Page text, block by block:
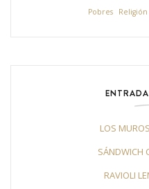
Pobres
Religión
LOS
SÁNDWICH
RAVIOLI